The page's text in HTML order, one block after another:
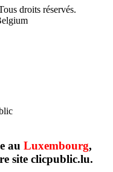
droits réservés.
au Luxembourg,
site clicpublic.lu.